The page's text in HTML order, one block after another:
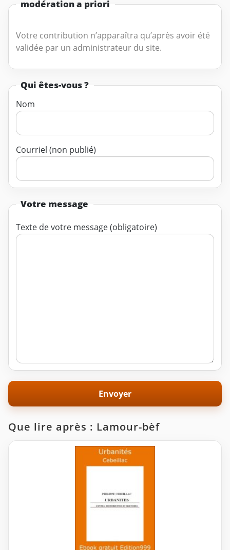
modération a priori
Votre contribution n’apparaîtra qu’après avoir été
validée par un administrateur du site.
Qui êtes-vous ?
Nom
Courriel (non publié)
Votre message
Texte de votre message (obligatoire)
Que lire après : Lamour-bèf